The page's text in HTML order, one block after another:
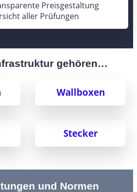
Preisgestaltung
aller Prüfungen
gehören…
Wallboxen
Stecker
und Normen